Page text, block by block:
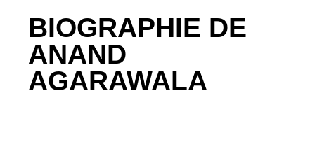
BIOGRAPHIE DE
ANAND
AGARAWALA